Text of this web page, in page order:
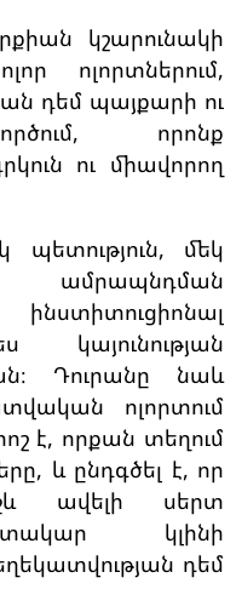
կշարունակի
ոլորտներում,
դեմ պայքարի ու
որոնք
ու միավորող
մեկ
ամրապնդման
կայունության
Դուրանը նաև
ոլորտում
է, որքան տեղում
և ընդգծել է, որ
ավելի սերտ
կլինի
դեմ